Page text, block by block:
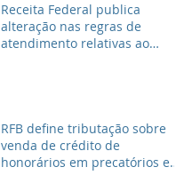
Receita Federal publica
alteração nas regras de
atendimento relativas ao
RFB define tributação sobre
venda de crédito de
honorários em precatórios e